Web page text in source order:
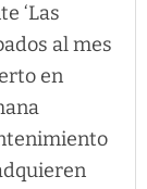
‘Las
al mes
en